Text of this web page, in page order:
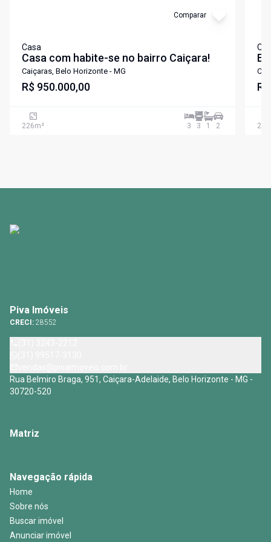
Comparar
Casa
Casa com habite-se no bairro Caiçara!
Caiçaras, Belo Horizonte - MG
R$ 950.000,00
226m² 3 3 1 2 220
Piva Imóveis
CRECI: 28552
Rua Belmiro Braga, 951, Caiçara-Adelaide, Belo Horizonte - MG -
30720-520
Matriz
Navegação rápida
Home
Sobre nós
Buscar imóvel
Anunciar imóvel